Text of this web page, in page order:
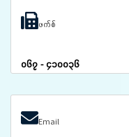
ဖက်စ်
၀၆၇ - ၄၁၀၀၃၆
Email